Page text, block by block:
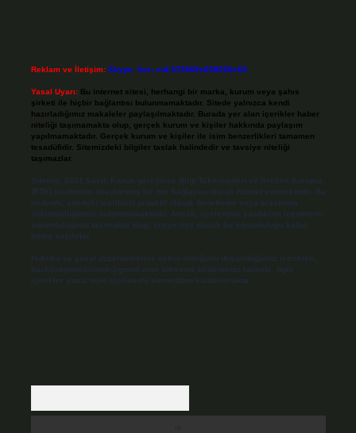
Reklam ve İletişim: Skype: live:.cid.575569c608265c69
Yasal Uyarı: Bu internet sitesi, herhangi bir marka, kurum veya şahıs
şirketi ile hiçbir bağlantısı bulunmamaktadır. Sitede yalnızca kendi
hazırladığımız makaleler paylaşılmaktadır. Burada yer alan içerikler haber
niteliği taşımamakta olup, gerçek kurum ve kişiler hakkında paylaşım
yapılmamaktadır. Gerçek kurum ve kişiler ile isim benzerlikleri tamamen
tesadüfidir. Sitemizdeki bilgiler taslak halindedir ve tavsiye niteliği
taşımazlar.
Sitemiz, 5651 Sayılı Kanun gereğince Bilgi Teknolojileri ve İletişim Kurumu
(BTK) tarafından onaylanmış bir Yer Sağlayıcı olarak hizmet vermektedir. Bu
nedenle, sitedeki içerikleri proaktif olarak denetleme veya araştırma
yükümlülüğümüz bulunmamaktadır. Ancak, üyelerimiz yazdıkları içeriklerin
sorumluluğunu taşımakta olup, siteye üye olarak bu sorumluluğu kabul
etmiş sayılırlar.
Hukuka ve yasal düzenlemelere aykırı olduğunu düşündüğünüz içerikleri,
backlinkpanelicomtr@gmail.com adresine bildirmeniz halinde, ilgili
içerikler yasal süre içerisinde sitemizden kaldırılacaktır.